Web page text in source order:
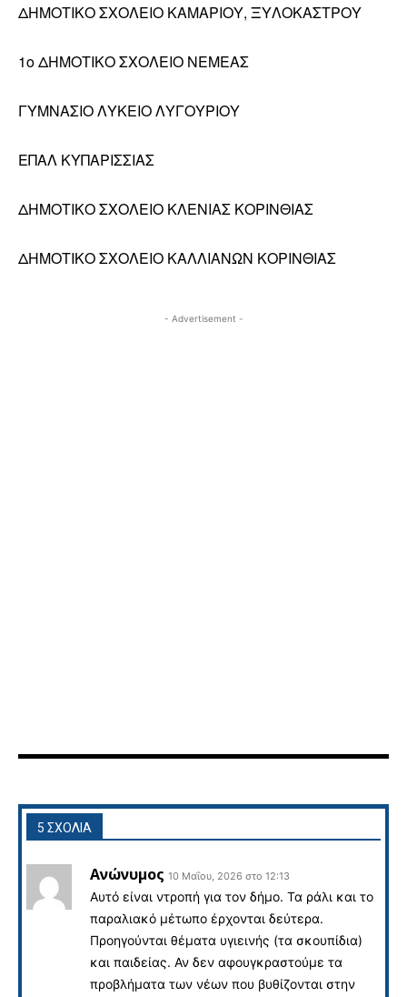
ΔΗΜΟΤΙΚΟ ΣΧΟΛΕΙΟ ΚΑΜΑΡΙΟΥ, ΞΥΛΟΚΑΣΤΡΟΥ
1ο ΔΗΜΟΤΙΚΟ ΣΧΟΛΕΙΟ ΝΕΜΕΑΣ
ΓΥΜΝΑΣΙΟ ΛΥΚΕΙΟ ΛΥΓΟΥΡΙΟΥ
ΕΠΑΛ ΚΥΠΑΡΙΣΣΙΑΣ
ΔΗΜΟΤΙΚΟ ΣΧΟΛΕΙΟ ΚΛΕΝΙΑΣ ΚΟΡΙΝΘΙΑΣ
ΔΗΜΟΤΙΚΟ ΣΧΟΛΕΙΟ ΚΑΛΛΙΑΝΩΝ ΚΟΡΙΝΘΙΑΣ
- Advertisement -
5 ΣΧΟΛΙΑ
Ανώνυμος 10 Μαΐου, 2026 στο 12:13
Αυτό είναι ντροπή για τον δήμο. Τα ράλι και το
παραλιακό μέτωπο έρχονται δεύτερα.
Προηγούνται θέματα υγιεινής (τα σκουπίδια)
και παιδείας. Αν δεν αφουγκραστούμε τα
προβλήματα των νέων που βυθίζονται στην